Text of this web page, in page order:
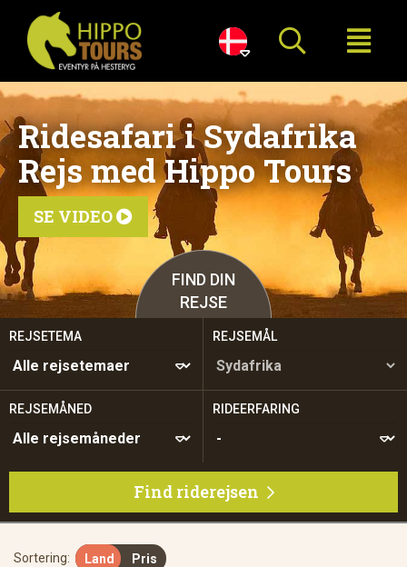

Ridesafari i Sydafrika
Rejs med Hippo Tours
SE VIDEO 
FIND DIN
REJSE
REJSETEMA REJSEMÅL
REJSEMÅNED RIDEERFARING
Find riderejsen 
Sortering: Pris
Land